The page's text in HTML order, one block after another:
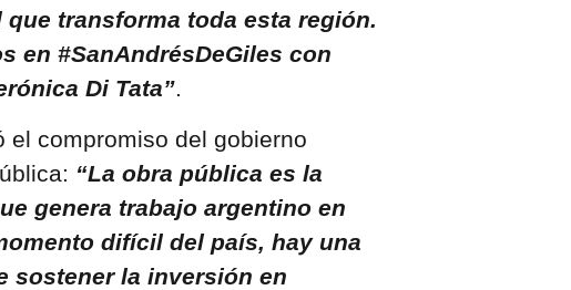
transforma toda esta región.
en #SanAndrésDeGiles con
Di Tata”.
el compromiso del gobierno
“La obra pública es la
genera trabajo argentino en
difícil del país, hay una
sostener la inversión en